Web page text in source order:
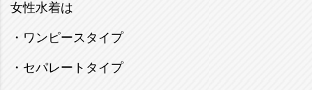
女性水着は
・ワンピースタイプ
・セパレートタイプ